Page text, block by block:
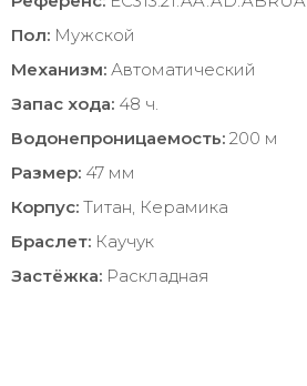
Пол: Мужской
Механизм: Автоматический
Запас хода: 48 ч.
Водонепроницаемость: 200 м
Размер: 47 мм
Корпус: Титан, Керамика
Браслет: Каучук
Застёжка: Раскладная